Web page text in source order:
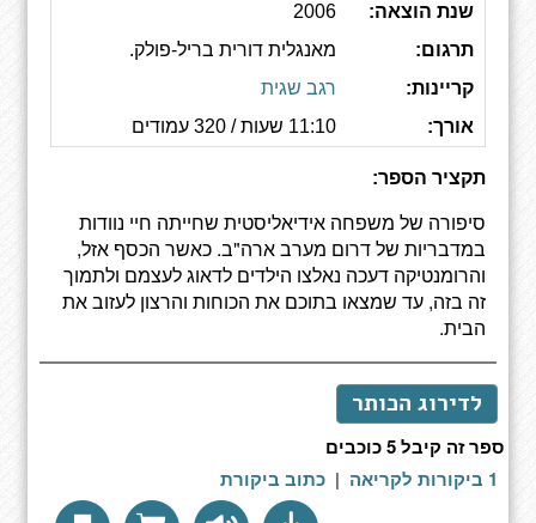
שנת הוצאה:
2006
תרגום:
מאנגלית דורית בריל-פולק.
קריינות:
רגב שגית
אורך:
11:10 שעות / 320 עמודים
תקציר הספר:
סיפורה של משפחה אידיאליסטית שחייתה חיי נוודות
במדבריות של דרום מערב ארה"ב. כאשר הכסף אזל,
והרומנטיקה דעכה נאלצו הילדים לדאוג לעצמם ולתמוך
זה בזה, עד שמצאו בתוכם את הכוחות והרצון לעזוב את
הבית.
לדירוג הכותר
ספר זה קיבל 5 כוכבים
1 ביקורות לקריאה
| כתוב ביקורת